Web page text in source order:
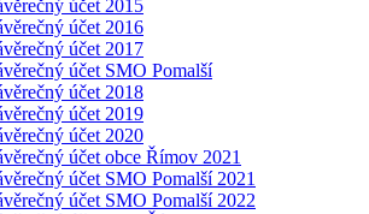
účet 2015
účet 2016
účet 2017
účet SMO Pomalší
účet 2018
účet 2019
účet 2020
účet obce Římov 2021
účet SMO Pomalší 2021
účet SMO Pomalší 2022